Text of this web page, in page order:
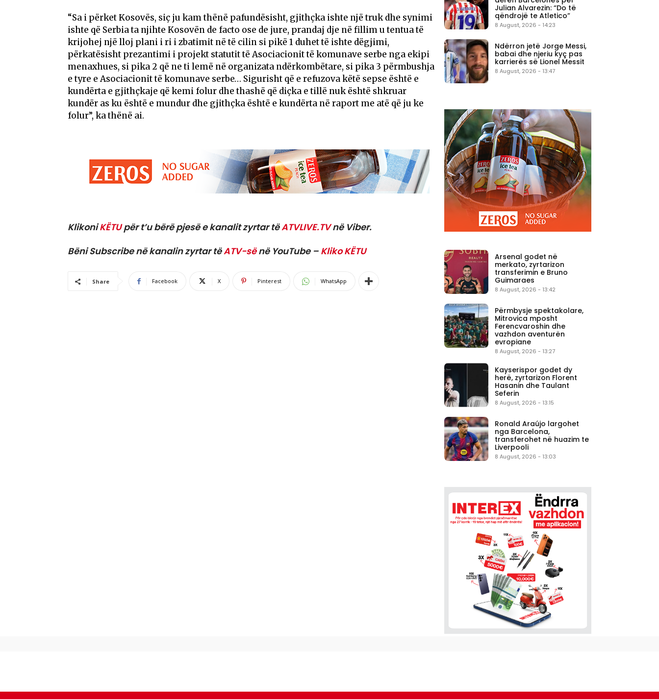
“Sa i përket Kosovës, siç ju kam thënë pafundësisht, gjithçka ishte një truk dhe synimi
ishte që Serbia ta njihte Kosovën de facto ose de jure, prandaj dje në fillim u tentua të
krijohej një lloj plani i ri i zbatimit në të cilin si pikë 1 duhet të ishte dëgjimi,
përkatësisht prezantimi i projekt statutit të Asociacionit të komunave serbe nga ekipi
menaxhues, si pika 2 që ne ti lemë në organizata ndërkombëtare, si pika 3 përmbushja
e tyre e Asociacionit të komunave serbe… Sigurisht që e refuzova këtë sepse është e
kundërta e gjithçkaje që kemi folur dhe thashë që diçka e tillë nuk është shkruar
kundër as ku është e mundur dhe gjithçka është e kundërta në raport me atë që ju ke
folur”, ka thënë ai.
KlikoniKËTUpër t’u bërë pjesë e kanalit zyrtar tëATVLIVE.TVnë Viber.
Bëni Subscribe në kanalin zyrtar tëATV-sënë YouTube – Kliko KËTU
Share Facebook X Pinterest WhatsApp
Julian Alvarezin: “Do të
qëndrojë te Atletico”
8 August, 2026 - 14:23
Ndërron jetë Jorge Messi,
babai dhe njeriu kyç pas
karrierës së Lionel Messit
8 August, 2026 - 13:47
Arsenal godet në
merkato, zyrtarizon
transferimin e Bruno
Guimaraes
8 August, 2026 - 13:42
Përmbysje spektakolare,
Mitrovica mposht
Ferencvaroshin dhe
vazhdon aventurën
evropiane
8 August, 2026 - 13:27
Kayserispor godet dy
herë, zyrtarizon Florent
Hasanin dhe Taulant
Seferin
8 August, 2026 - 13:15
Ronald Araújo largohet
nga Barcelona,
transferohet në huazim te
Liverpooli
8 August, 2026 - 13:03